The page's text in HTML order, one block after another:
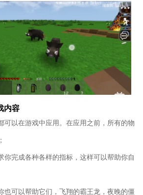
内容
可以在游戏中应用。在应用之前，所有的物
你完成各种各样的指标，这样可以帮助你自
也可以帮助它们，飞翔的霸王龙，夜晚的僵